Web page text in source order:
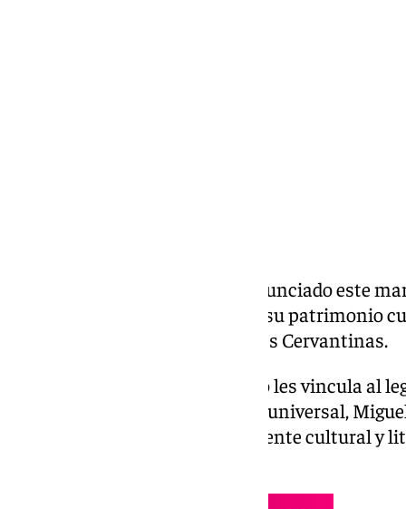
El Ayuntamiento de Teba ha anunciado este
dedicación y trabajo en torno a su patrimonio
de la prestigiosa Red de Ciudades Cervantinas.
Un reconocimiento que, no solo les vincula al
más importantes de la historia universal,
posiciona a Teba como un referente cultural y